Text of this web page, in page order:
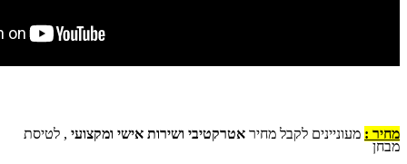
מחיר : מעוניינים לקבל מחיר אטרקטיבי ושירות אישי ומקצועי , לטיסת
מבחן